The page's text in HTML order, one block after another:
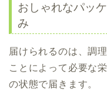
おしゃれなパッ
み
届けられるのは、調
ことによって必要な
の状態で届きます。